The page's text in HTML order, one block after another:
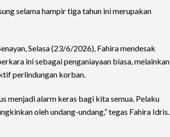
selama hampir tiga tahun ini merupakan
Selasa (23/6/2026), Fahira mendesak
ini sebagai penganiayaan biasa, melainkan
perlindungan korban.
menjadi alarm keras bagi kita semua. Pelaku
oleh undang-undang,” tegas Fahira Idris.